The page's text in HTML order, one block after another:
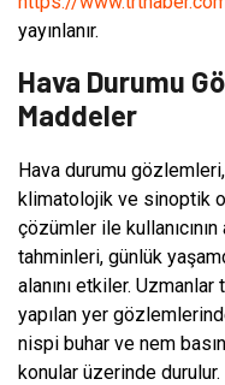
yayınlanır.
Hava Durumu
Maddeler
Hava durumu
klimatolojik ve sinoptik
çözümler ile
tahminleri, günlük
alanını etkiler.
yapılan yer
nispi buhar ve nem
konular üzerinde durulur.